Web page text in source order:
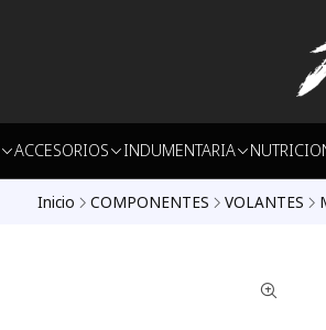
ACCESORIOS INDUMENTARIA
Inicio COMPONENTES VOLANTES